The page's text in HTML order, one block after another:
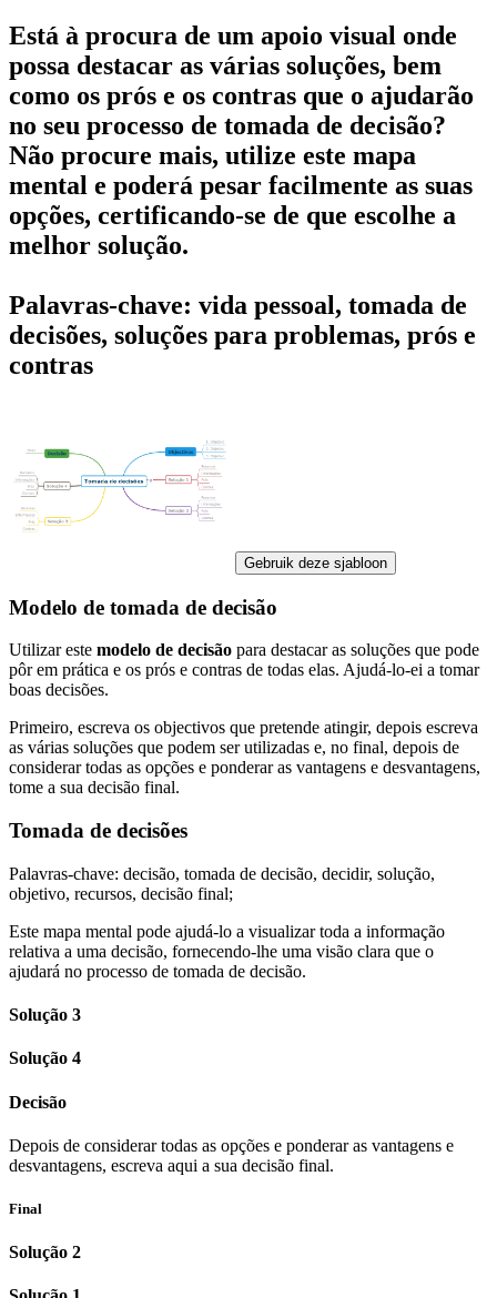
Está à procura de um apoio visual onde
possa destacar as várias soluções, bem
como os prós e os contras que o ajudarão
no seu processo de tomada de decisão?
Não procure mais, utilize este mapa
mental e poderá pesar facilmente as suas
opções, certificando-se de que escolhe a
melhor solução.
Palavras-chave: vida pessoal, tomada de
decisões, soluções para problemas, prós e
contras
Gebruik deze sjabloon
Modelo de tomada de decisão
Utilizar este modelo de decisão para destacar as soluções que pode
pôr em prática e os prós e contras de todas elas. Ajudá-lo-ei a tomar
boas decisões.
Primeiro, escreva os objectivos que pretende atingir, depois escreva
as várias soluções que podem ser utilizadas e, no final, depois de
considerar todas as opções e ponderar as vantagens e desvantagens,
tome a sua decisão final.
Tomada de decisões
Palavras-chave: decisão, tomada de decisão, decidir, solução,
objetivo, recursos, decisão final;
Este mapa mental pode ajudá-lo a visualizar toda a informação
relativa a uma decisão, fornecendo-lhe uma visão clara que o
ajudará no processo de tomada de decisão.
Solução 3
Solução 4
Decisão
Depois de considerar todas as opções e ponderar as vantagens e
desvantagens, escreva aqui a sua decisão final.
Final
Solução 2